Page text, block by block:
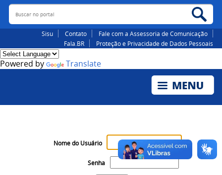
Buscar no portal
Sisu Contato
Fale com a Assessoria de Comunicação
Fala.BR
Proteção e Privacidade de Dados Pessoais
Powered by Translate
Nome do Usuário
Senha